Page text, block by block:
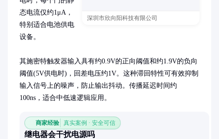
深圳市欣向阳科技有限公司
态电流仅约1μA，
特别适合电池供电
设备。
其施密特触发器输入具有约0.9V的正向阈值和约1.9V的负向
阈值(5V供电时)，回差电压约1V。这种滞回特性可有效抑制
输入信号上的噪声，防止输出抖动。传播延迟时间约
100ns，适合中低速逻辑应用。
商家经验 真实案例 · 安全可信
继电器会干扰电源吗